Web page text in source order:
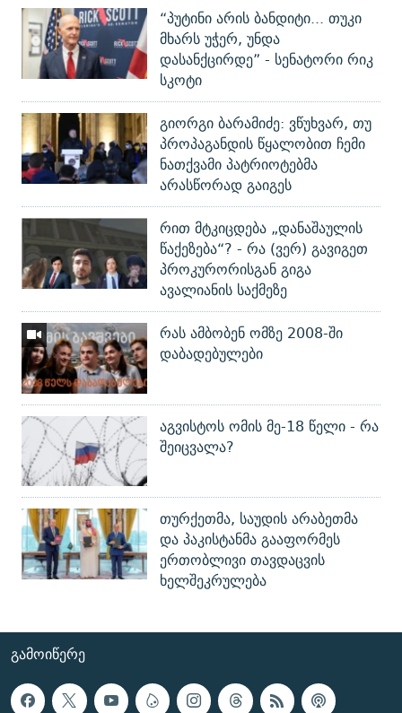
“პუტინი არის ბანდიტი... თუკი
მხარს უჭერ, უნდა
დასანქცირდე” - სენატორი რიკ
სკოტი
გიორგი ბარამიძე: ვწუხვარ, თუ
პროპაგანდის წყალობით ჩემი
ნათქვამი პატრიოტებმა
არასწორად გაიგეს
რით მტკიცდება „დანაშაულის
წაქეზება“? - რა (ვერ) გავიგეთ
პროკურორისგან გიგა
ავალიანის საქმეზე
რას ამბობენ ომზე 2008-ში
დაბადებულები
აგვისტოს ომის მე-18 წელი - რა
შეიცვალა?
თურქეთმა, საუდის არაბეთმა
და პაკისტანმა გააფორმეს
ერთობლივი თავდაცვის
ხელშეკრულება
ᲒᲐᲛᲝᲘᲬᲔᲠᲔ